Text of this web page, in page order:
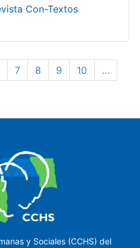
Con-Textos
Page
7 Page
8 Page
9 Page
10
…
y Sociales (CCHS) del